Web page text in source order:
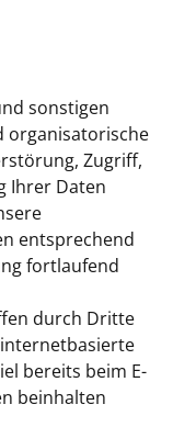
sonstigen
organisatorische
Zugriff,
Ihrer Daten
entsprechend
fortlaufend
durch Dritte
bereits beim E-
beinhalten